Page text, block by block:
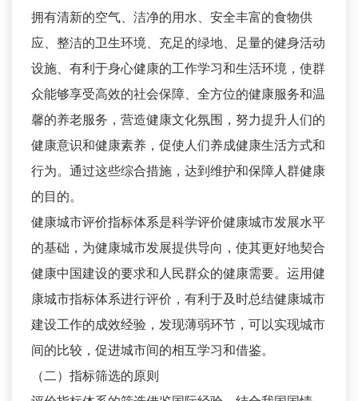
拥有清新的空气、洁净的用水、安全丰富的食物供
应、整洁的卫生环境、充足的绿地、足量的健身活动
设施、有利于身心健康的工作学习和生活环境，使群
众能够享受高效的社会保障、全方位的健康服务和温
馨的养老服务，营造健康文化氛围，努力提升人们的
健康意识和健康素养，促使人们养成健康生活方式和
行为。通过这些综合措施，达到维护和保障人群健康
的目的。
健康城市评价指标体系是科学评价健康城市发展水平
的基础，为健康城市发展提供导向，使其更好地契合
健康中国建设的要求和人民群众的健康需要。运用健
康城市指标体系进行评价，有利于及时总结健康城市
建设工作的成效经验，发现薄弱环节，可以实现城市
间的比较，促进城市间的相互学习和借鉴。
（二）指标筛选的原则